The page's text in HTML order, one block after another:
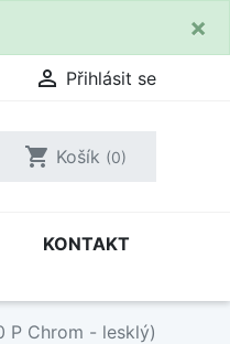
×
 Přihlásit se
shopping_cart Košík (0)
KONTAKT
P Chrom - lesklý)